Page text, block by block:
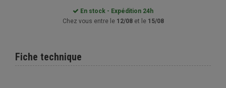
En stock - Expédition 24h
Chez vous entre le 12/08et le 15/08
Fiche technique